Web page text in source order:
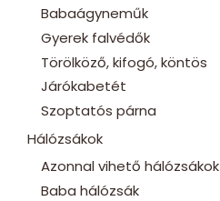
Babaágyneműk
Gyerek falvédők
Törölköző, kifogó, köntös
Járókabetét
Szoptatós párna
Hálózsákok
Azonnal vihető hálózsákok
Baba hálózsák